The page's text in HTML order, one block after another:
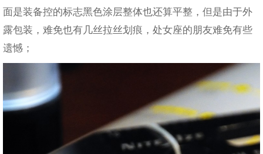
面是装备控的标志黑色涂层整体也还算平整，但是由于外
露包装，难免也有几丝拉丝划痕，处女座的朋友难免有些
遗憾；